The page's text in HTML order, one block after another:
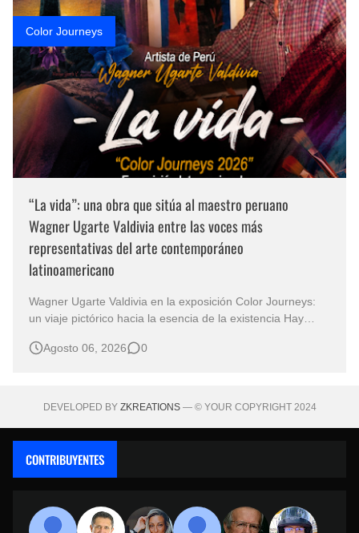
Color Journeys
“La vida”: una obra que sitúa al maestro peruano
Wagner Ugarte Valdivia entre las voces más
representativas del arte contemporáneo
latinoamericano
Wagner Ugarte Valdivia en la exposición Color Journeys:
un viaje pictórico hacia la esencia de la existencia Hay
aquello que permanece oculto en la conciencia humana.
Agosto 06, 2026 0
DEVELOPED BY ZKREATIONS— © YOUR COPYRIGHT 2024
CONTRIBUYENTES